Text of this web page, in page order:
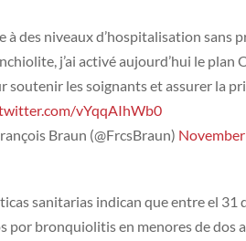
à des niveaux d’hospitalisation sans
j’ai activé aujourd’hui le plan
soutenir les soignants et assurer la
vYqqAIhWb0
Braun (@FrcsBraun)
sanitarias indican que entre el 31
por bronquiolitis en menores de dos